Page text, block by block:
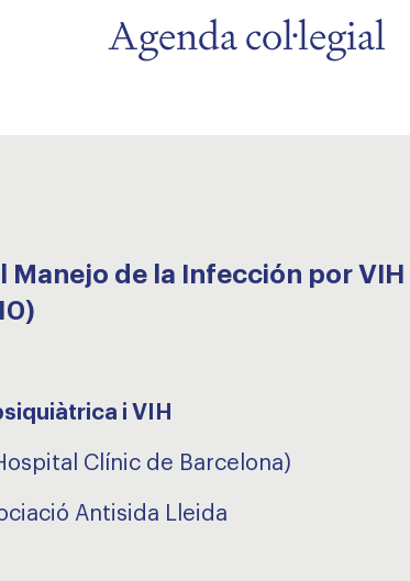
Agenda col·legial
Manejo de la Infección por
i VIH
Clínic de Barcelona)
Antisida Lleida